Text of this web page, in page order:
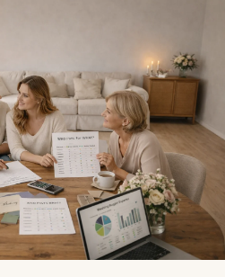
быть вечер, когда ужин
возле танцпола.